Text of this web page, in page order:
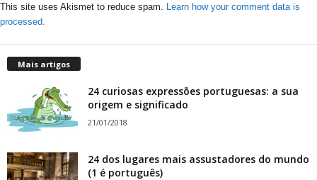
This site uses Akismet to reduce spam. Learn how your comment data is
processed.
Mais artigos
24 curiosas expressões portuguesas: a sua
origem e significado
21/01/2018
24 dos lugares mais assustadores do mundo
(1 é português)